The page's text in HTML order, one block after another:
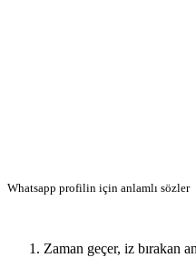
Whatsapp profilin için anlamlı sözler
Zaman geçer, iz bırakan